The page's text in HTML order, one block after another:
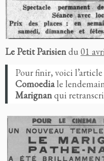
Le Petit Parisiendu 01
Pour finir, voici
Comoediale
Marignanqui